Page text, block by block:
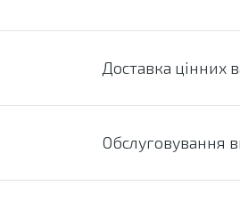
Доставка цінних
Обслуговування